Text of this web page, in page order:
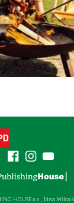
HOUSE a.s., Jána Milca